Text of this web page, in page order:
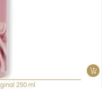
250 ml